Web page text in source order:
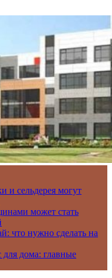
и сельдерея могут
может стать
что нужно сделать на
дома: главные